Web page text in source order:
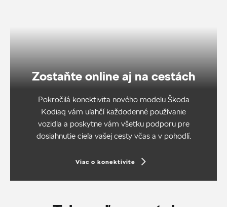
Zostaňte online aj na cestách
Pokročilá konektivita nového modelu Škoda
Kodiaq vám uľahčí každodenné používanie
vozidla a poskytne vám všetku podporu pre
dosiahnutie cieľa vašej cesty včas a v pohodlí.
Viac o konektivite